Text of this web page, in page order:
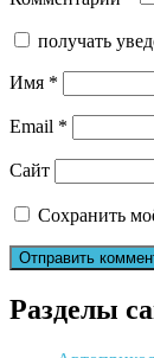
получать
Имя *
Email *
Сайт
Сохранить
Разделы